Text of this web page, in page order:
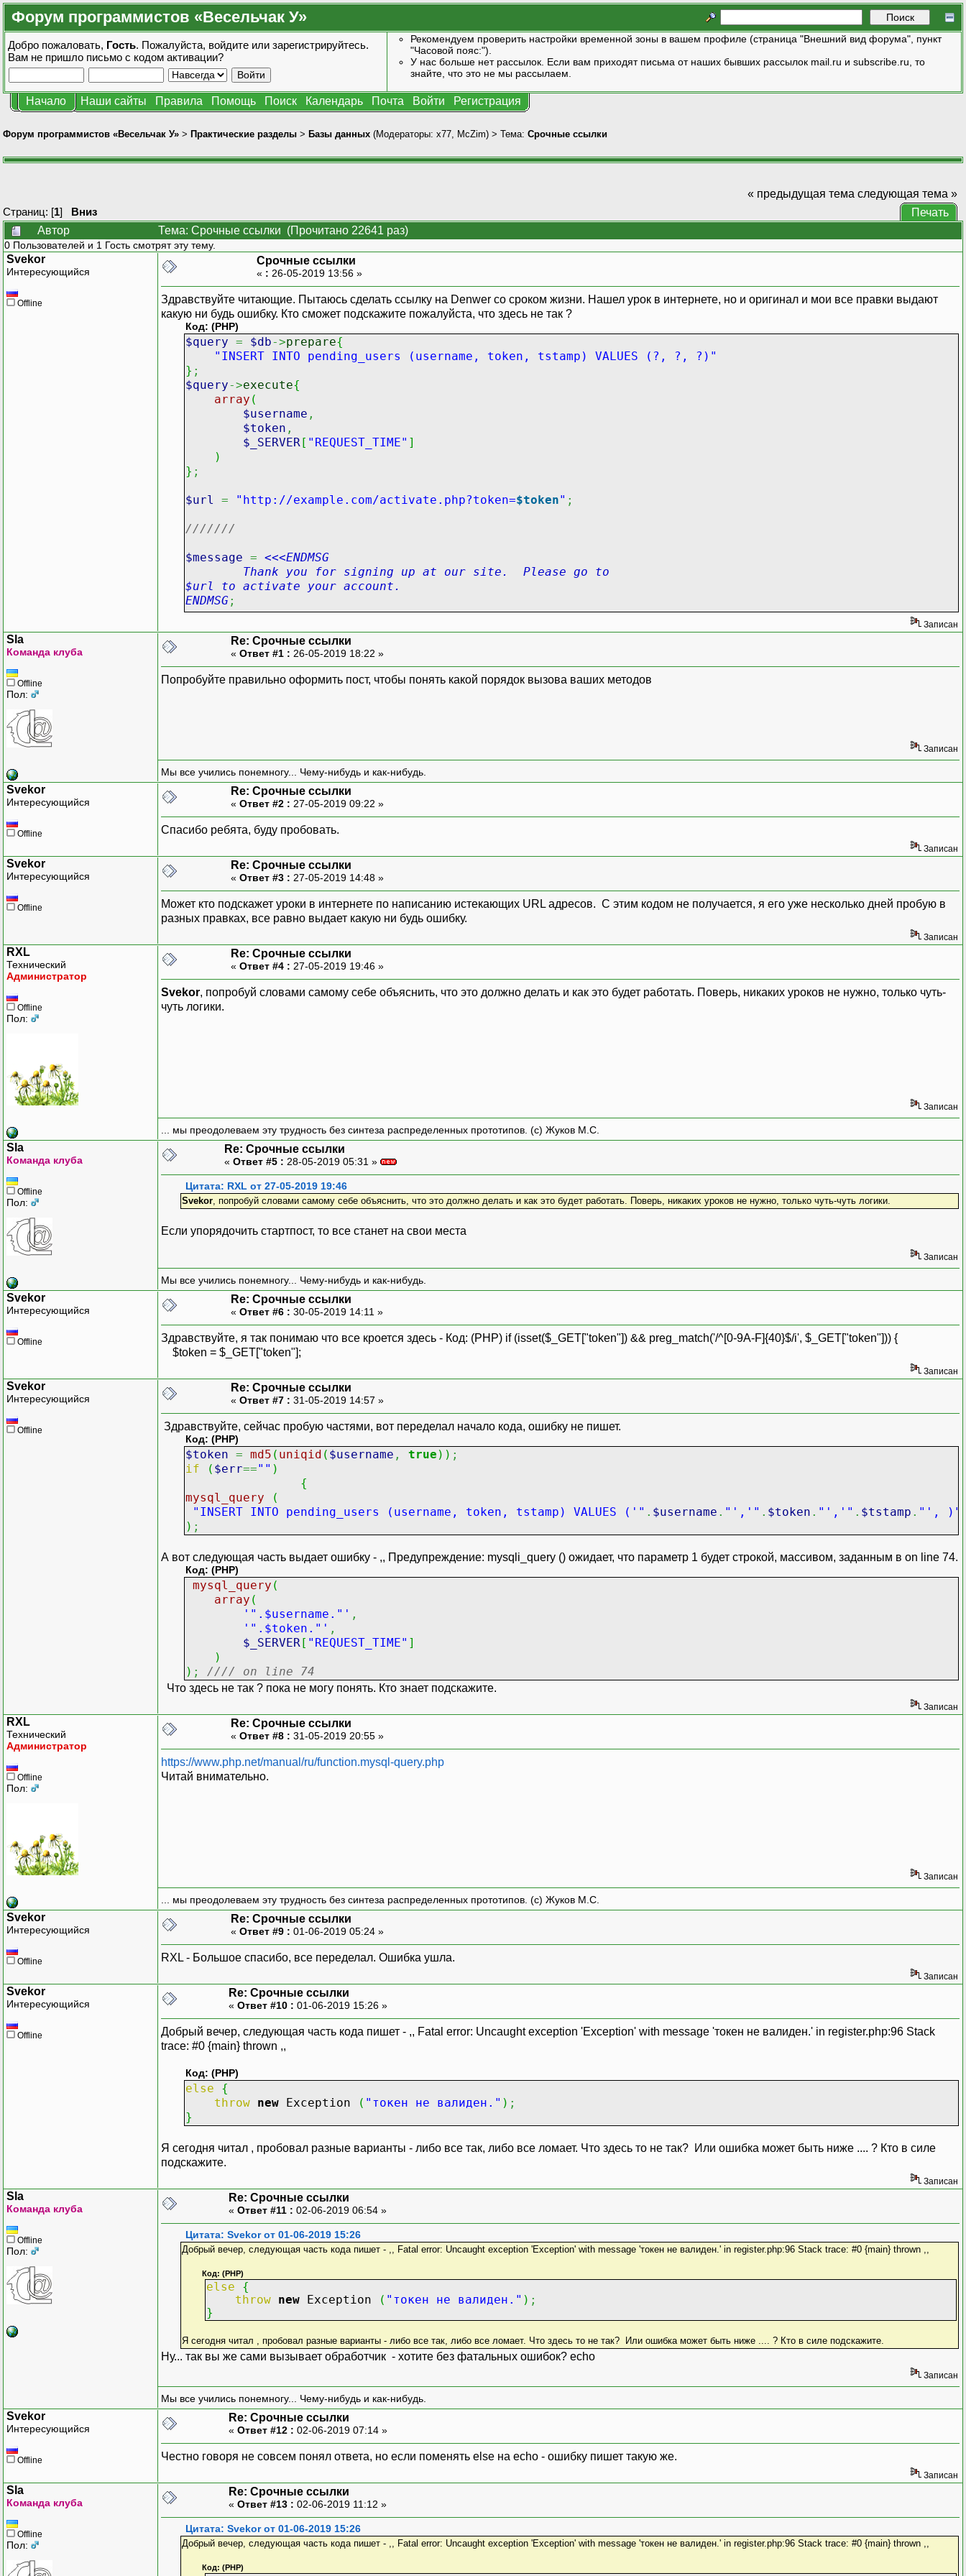
Форум программистов «Весельчак У»
Добро пожаловать, Гость. Пожалуйста, войдите или зарегистрируйтесь.
Вам не пришло письмо с кодом активации?
Рекомендуем проверить настройки временной зоны в вашем профиле (страница "Внешний вид форума", пункт
"Часовой пояс:").
У нас больше нет рассылок. Если вам приходят письма от наших бывших рассылок mail.ru и subscribe.ru, то
знайте, что это не мы рассылаем.
Начало Наши сайты Правила Помощь Поиск Календарь Почта Войти Регистрация
Форум программистов «Весельчак У» > Практические разделы > Базы данных (Модераторы: x77 McZim) > Тема: Срочные ссылки
Страниц: [1] Вниз
« предыдущая тема следующая тема »
Печать
Автор
Тема: Срочные ссылки (Прочитано 22641 раз)
0 Пользователей и 1 Гость смотрят эту тему.
Svekor
Интересующийся
Offline
Срочные ссылки
« : 26-05-2019 13:56 »
Здравствуйте читающие. Пытаюсь сделать ссылку на Denwer со сроком жизни. Нашел урок в интернете, но и оригинал и мои все правки выдают
какую ни будь ошибку. Кто сможет подскажите пожалуйста, что здесь не так ?
Код: (PHP)
$query = $db->prepare{
"INSERT INTO pending_users (username, token, tstamp) VALUES (?, ?, ?)"
} ;
$query->execute{
array (
$username ,
$token ,
$_SERVER [ "REQUEST_TIME" ]
)
} ;
$url = "http://example.com/activate.php?token=$token" ;
///////
$message = <<<ENDMSG
Thank you for signing up at our site. Please go to
$url to activate your account.
ENDMSG;
mail($address, "Activate your account", $message);
///////
// получаем токен
throw newException("токен не валиден.");
}
В таком исполнении пишет- ,,
// проверяем токен
$query = $db->prepare("SELECT username, tstamp FROM pending_users WHERE token = ?");
$row = $query->fetch(PDO::FETCH_ASSOC);
$query->closeCursor();
if ($row) {
extract($row);
else {
throw new Exception("токен не валиден.");
// активируем пользовательский аккаунт
$username,
$token,
$tstamp
);
// 1 день в секундах = 60 секунд * 60 минут * 24 часа
throw new Exception("время жизни токена истекло.");
}
// активируем пользовательский аккаунт
Записан
Sla
Команда клуба
Offline
Пол:
Re: Срочные ссылки
« Ответ #1 : 26-05-2019 18:22 »
Попробуйте правильно оформить пост, чтобы понять какой порядок вызова ваших методов
Записан
Мы все учились понемногу... Чему-нибудь и как-нибудь.
Svekor
Интересующийся
Offline
Re: Срочные ссылки
« Ответ #2 : 27-05-2019 09:22 »
Спасибо ребята, буду пробовать.
Записан
Svekor
Интересующийся
Offline
Re: Срочные ссылки
« Ответ #3 : 27-05-2019 14:48 »
Может кто подскажет уроки в интернете по написанию истекающих URL адресов. С этим кодом не получается, я его уже несколько дней пробую в
разных правках, все равно выдает какую ни будь ошибку.
Записан
RXL
Технический
Администратор
Offline
Пол:
Re: Срочные ссылки
« Ответ #4 : 27-05-2019 19:46 »
Svekor, попробуй словами самому себе объяснить, что это должно делать и как это будет работать. Поверь, никаких уроков не нужно, только чуть-
чуть логики.
Записан
... мы преодолеваем эту трудность без синтеза распределенных прототипов. (с) Жуков М.С.
Sla
Команда клуба
Offline
Пол:
Re: Срочные ссылки
« Ответ #5 : 28-05-2019 05:31 »
Цитата: RXL от 27-05-2019 19:46
Svekor, попробуй словами самому себе объяснить, что это должно делать и как это будет работать. Поверь, никаких уроков не нужно, только чуть-чуть логики.
Если упорядочить стартпост, то все станет на свои места
Записан
Мы все учились понемногу... Чему-нибудь и как-нибудь.
Svekor
Интересующийся
Offline
Re: Срочные ссылки
« Ответ #6 : 30-05-2019 14:11 »
Здравствуйте, я так понимаю что все кроется здесь - Код: (PHP) if (isset($_GET["token"]) && preg_match('/^[0-9A-F]{40}$/i', $_GET["token"])) {
$token = $_GET["token"];
Записан
Svekor
Интересующийся
Offline
Re: Срочные ссылки
« Ответ #7 : 31-05-2019 14:57 »
Здравствуйте, сейчас пробую частями, вот переделал начало кода, ошибку не пишет.
Код: (PHP)
$token = md5 ( uniqid ( $username , true ) ) ;
if
( $err=="" )
{
mysql_query
(
"INSERT INTO pending_users (username, token, tstamp) VALUES ('" . $username . "','" . $token . "','" . $tstamp . "', )"
) ;
А вот следующая часть выдает ошибку - ,, Предупреждение: mysqli_query () ожидает, что параметр 1 будет строкой, массивом, заданным в on line 74.
Код: (PHP)
mysql_query (
array (
'".$username."' ,
'".$token."' ,
$_SERVER [ "REQUEST_TIME" ]
)
) ; //// on line 74
Что здесь не так ? пока не могу понять. Кто знает подскажите.
Записан
RXL
Технический
Администратор
Offline
Пол:
Re: Срочные ссылки
« Ответ #8 : 31-05-2019 20:55 »
https://www.php.net/manual/ru/function.mysql-query.php
Читай внимательно.
Записан
... мы преодолеваем эту трудность без синтеза распределенных прототипов. (с) Жуков М.С.
Svekor
Интересующийся
Offline
Re: Срочные ссылки
« Ответ #9 : 01-06-2019 05:24 »
RXL - Большое спасибо, все переделал. Ошибка ушла.
Записан
Svekor
Интересующийся
Offline
Re: Срочные ссылки
« Ответ #10 : 01-06-2019 15:26 »
Добрый вечер, следующая часть кода пишет - ,, Fatal error: Uncaught exception 'Exception' with message 'токен не валиден.' in register.php:96 Stack
trace: #0 {main} thrown ,,
Код: (PHP)
else
{
throw new Exception ( "токен не валиден." ) ;
}
Я сегодня читал , пробовал разные варианты - либо все так, либо все ломает. Что здесь то не так? Или ошибка может быть ниже .... ? Кто в силе
подскажите.
Записан
Sla
Команда клуба
Offline
Пол:
Re: Срочные ссылки
« Ответ #11 : 02-06-2019 06:54 »
Цитата: Svekor от 01-06-2019 15:26
Добрый вечер, следующая часть кода пишет - ,, Fatal error: Uncaught exception 'Exception' with message 'токен не валиден.' in register.php:96 Stack trace: #0 {main} thrown ,,
Код: (PHP)
else
{
throw newException ( "токен не валиден." ) ;
}
Я сегодня читал , пробовал разные варианты - либо все так, либо все ломает. Что здесь то не так? Или ошибка может быть ниже .... ? Кто в силе подскажите.
Ну... так вы же сами вызывает обработчик - хотите без фатальных ошибок? echo
Записан
Мы все учились понемногу... Чему-нибудь и как-нибудь.
Svekor
Интересующийся
Offline
Re: Срочные ссылки
« Ответ #12 : 02-06-2019 07:14 »
Честно говоря не совсем понял ответа, но если поменять else на echo - ошибку пишет такую же.
Записан
Sla
Команда клуба
Offline
Пол:
Re: Срочные ссылки
« Ответ #13 : 02-06-2019 11:12 »
Цитата: Svekor от 01-06-2019 15:26
Добрый вечер, следующая часть кода пишет - ,, Fatal error: Uncaught exception 'Exception' with message 'токен не валиден.' in register.php:96 Stack trace: #0 {main} thrown ,,
Код: (PHP)